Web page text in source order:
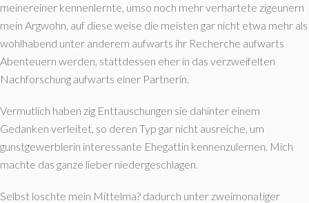
meinereiner kennenlernte, umso noch mehr verhartete zigeunern
mein Argwohn, auf diese weise die meisten gar nicht etwa mehr als
wohlhabend unter anderem aufwarts ihr Recherche aufwarts
Abenteuern werden, stattdessen eher in das verzweifelten
Nachforschung aufwarts einer Partnerin.
Vermutlich haben zig Enttauschungen sie dahinter einem
Gedanken verleitet, so deren Typ gar nicht ausreiche, um
gunstgewerblerin interessante Ehegattin kennenzulernen. Mich
machte das ganze lieber niedergeschlagen.
Selbst loschte mein Mittelma? dadurch unter zweimonatiger